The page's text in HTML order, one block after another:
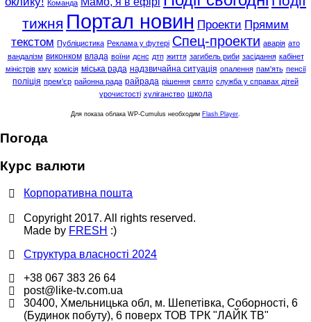
Команда
тижня Портал новин Проекти Прямим
текстом Публіцистика Реклама у футері Спец-проекти аварія ато
вандалізм виконком влада воїни дснс дтп життя загибель риби засідання кабінет
міністрів кму комісія міська рада надзвичайна ситуація опалення пам'ять пенсії
поліція прем'єр районна рада райрада рішення свято служба у справах дітей
урочистості хуліганство школа
Для показа облака WP-Cumulus необходим Flash Player
Погода
Курс валюти
Корпоративна пошта
Copyright 2017. All rights reserved.
Made by FRESH :)
Структура власності 2024
+38 067 383 26 64
post@like-tv.com.ua
30400, Хмельницька обл, м. Шепетівка, Соборності, 6
(Будинок побуту), 6 поверх ТОВ ТРК "ЛАЙК ТВ"